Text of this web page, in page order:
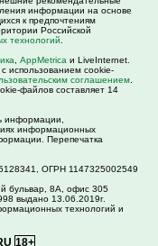
информации на основе
к предпочтениям
Российской
технологий
AppMetrica и LiveInternet.
использованием cookie-
соглашением
файлов составляет 14
информации,
информационных
Перепечатка
ОГРН 1147325002549
бульвар, 8А, офис 305
выдано 13.06.2019г.
технологий и
18+